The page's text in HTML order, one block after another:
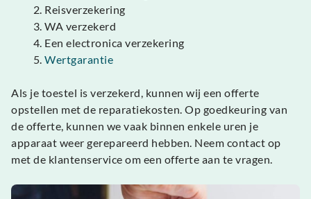
Wat het probleem ook is, wij zorgen voor een snelle
diagnose en vakkundige reparatie, vaak al binnen één
werkdag.
Merken tablets die
wij repareren
Wij repareren tablets van vrijwel alle bekende merken.
model, wij hebben de juiste kennis en onderdelen in
Reisverzekering
WA verzekerd
Een electronica verzekering
Wertgarantie
Als je toestel is verzekerd, kunnen wij een offerte
opstellen met de reparatiekosten. Op goedkeuring van
de offerte, kunnen we vaak binnen enkele uren je
apparaat weer gerepareerd hebben. Neem contact op
met de klantenservice om een offerte aan te vragen.